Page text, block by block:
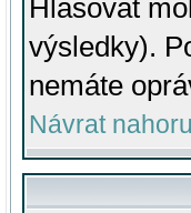
Hlasovat
výsledky).
nemáte
Návrat nahoru